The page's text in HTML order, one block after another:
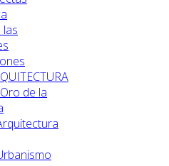
las
de la